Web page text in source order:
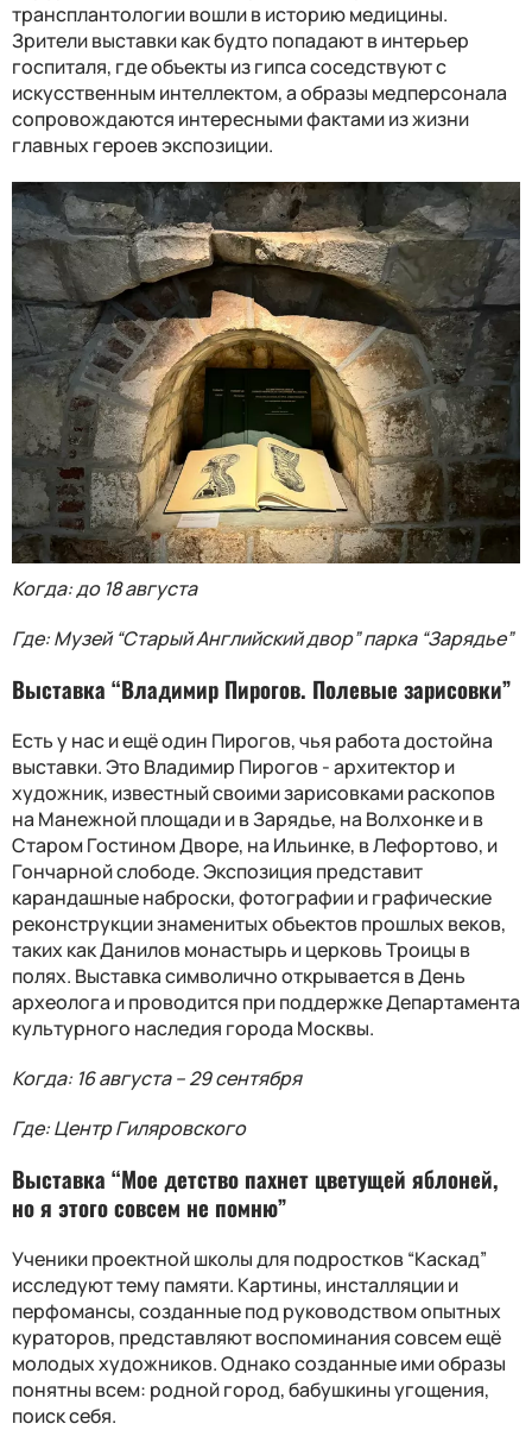
трансплантологии вошли в историю медицины.
Зрители выставки как будто попадают в интерьер
госпиталя, где объекты из гипса соседствуют с
искусственным интеллектом, а образы медперсонала
сопровождаются интересными фактами из жизни
главных героев экспозиции.
Когда: до 18 августа
Где: Музей “Старый Английский двор” парка “Зарядье”
Выставка “Владимир Пирогов. Полевые зарисовки”
Есть у нас и ещё один Пирогов, чья работа достойна
выставки. Это Владимир Пирогов - архитектор и
художник, известный своими зарисовками раскопов
на Манежной площади и в Зарядье, на Волхонке и в
Старом Гостином Дворе, на Ильинке, в Лефортово, и
Гончарной слободе. Экспозиция представит
карандашные наброски, фотографии и графические
реконструкции знаменитых объектов прошлых веков,
таких как Данилов монастырь и церковь Троицы в
полях. Выставка символично открывается в День
археолога и проводится при поддержке Департамента
культурного наследия города Москвы.
Когда: 16 августа – 29 сентября
Где: Центр Гиляровского
Выставка “Мое детство пахнет цветущей яблоней,
но я этого совсем не помню”
Ученики проектной школы для подростков “Каскад”
исследуют тему памяти. Картины, инсталляции и
перфомансы, созданные под руководством опытных
кураторов, представляют воспоминания совсем ещё
молодых художников. Однако созданные ими образы
понятны всем: родной город, бабушкины угощения,
поиск себя.